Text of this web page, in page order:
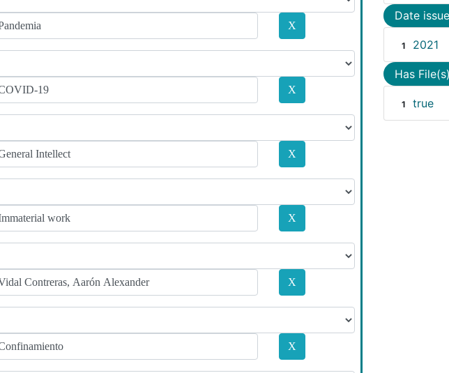
Date
1 2021
Has File(s)
1 true